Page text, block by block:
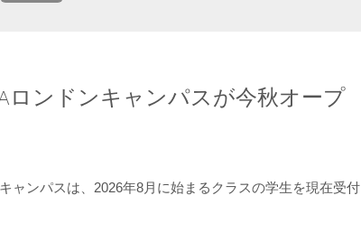
ロンドンキャンパスが今秋オープ
ャンパスは、2026年8月に始まるクラスの学生を現在受付